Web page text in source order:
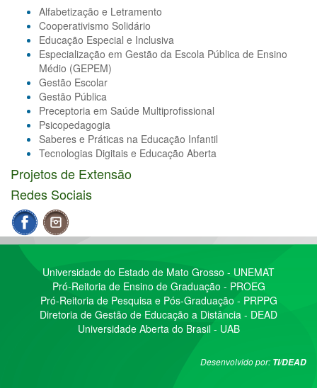
Alfabetização e Letramento
Cooperativismo Solidário
Educação Especial e Inclusiva
Especialização em Gestão da Escola Pública de Ensino
Médio (GEPEM)
Gestão Escolar
Gestão Pública
Preceptoria em Saúde Multiprofissional
Psicopedagogia
Saberes e Práticas na Educação Infantil
Tecnologias Digitais e Educação Aberta
Projetos de Extensão
Redes Sociais
Universidade do Estado de Mato Grosso - UNEMAT
Pró-Reitoria de Ensino de Graduação - PROEG
Pró-Reitoria de Pesquisa e Pós-Graduação - PRPPG
Diretoria de Gestão de Educação a Distância - DEAD
Universidade Aberta do Brasil - UAB
Desenvolvido por: TI/DEAD